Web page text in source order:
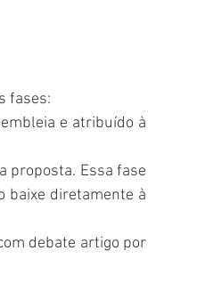
fases:
e atribuído à
proposta. Essa fase
baixe diretamente à
debate artigo por